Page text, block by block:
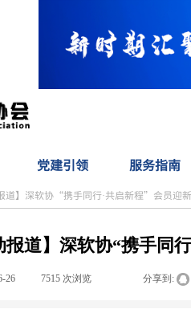
党建引领 服务指南
道】深软协“携手同行·共启新程”会员迎
报道】深软协“携手同
26 7515 次浏览 分享到: